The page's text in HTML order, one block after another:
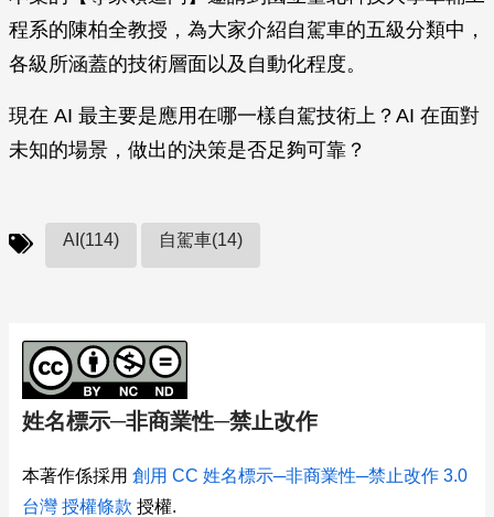
程系的陳柏全教授，為大家介紹自駕車的五級分類中，
各級所涵蓋的技術層面以及自動化程度。
現在 AI 最主要是應用在哪一樣自駕技術上？AI 在面對
未知的場景，做出的決策是否足夠可靠？
AI(114) 自駕車(14)
姓名標示─非商業性─禁止改作
本著作係採用 創用 CC 姓名標示─非商業性─禁止改作 3.0
台灣 授權條款 授權.